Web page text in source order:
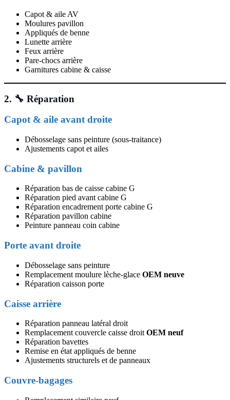
Capot & aile AV
Moulures pavillon
Appliqués de benne
Lunette arrière
Feux arrière
Pare-chocs arrière
Garnitures cabine & caisse
2. 🔧 Réparation
Capot & aile avant droite
Débosselage sans peinture (sous-traitance)
Ajustements capot et ailes
Cabine & pavillon
Réparation bas de caisse cabine G
Réparation pied avant cabine G
Réparation encadrement porte cabine G
Réparation pavillon cabine
Peinture panneau coin cabine
Porte avant droite
Débosselage sans peinture
Remplacement moulure lèche-glace OEM neuve
Réparation caisson porte
Caisse arrière
Réparation panneau latéral droit
Remplacement couvercle caisse droit OEM neuf
Réparation bavettes
Remise en état appliqués de benne
Ajustements structurels et de panneaux
Couvre-bagages